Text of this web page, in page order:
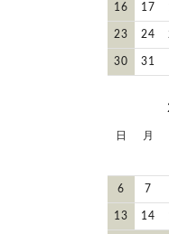
16 17
23 24
30 31
日 月
6 7
13 14